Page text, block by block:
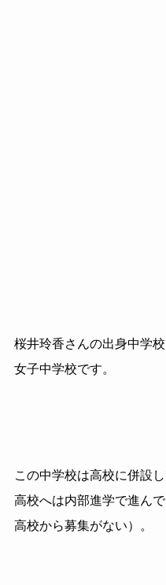
桜井玲香さんの出身中学
女子中学校です。
この中学校は高校に併設
高校へは内部進学で進ん
高校から募集がない）。